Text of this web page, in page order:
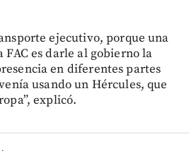
ejecutivo, porque una
FAC es darle al gobierno la
en diferentes partes
usando un Hércules, que
explicó.